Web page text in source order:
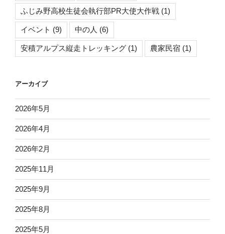
観
光
課】”
の
ふじみ野高校生徒会執行部PR大使大作戦 (1)
イベント (9) 中の人 (6)
安積アルプス縦走トレッキング (1) 農家民宿 (1)
アーカイブ
2026年5月
2026年4月
2026年2月
2025年11月
2025年9月
2025年8月
2025年5月